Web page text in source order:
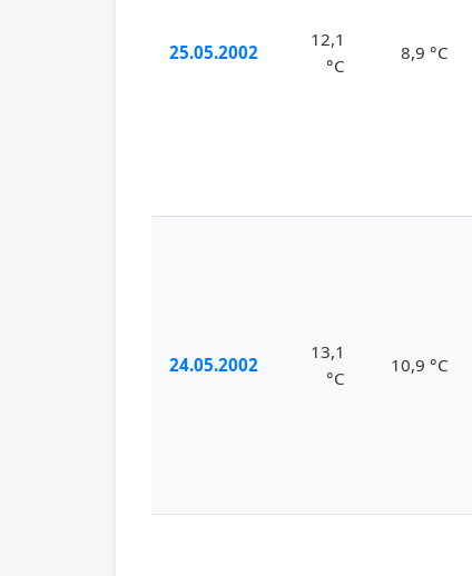
25.05.2002
12,1
°C
8,9 °C
24.05.2002
13,1
°C
10,9 °C